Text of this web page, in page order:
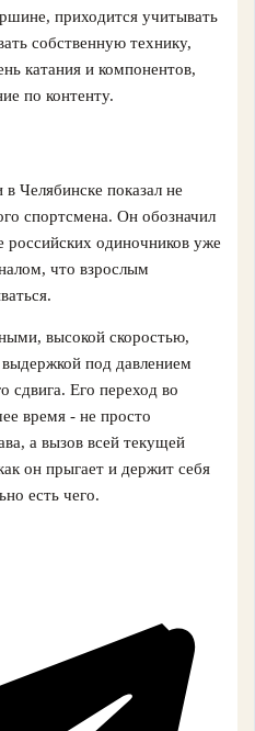
приходится учитывать
собственную технику,
катания и компонентов,
по контенту.
Челябинске показал не
спортсмена. Он обозначил
российских одиночников уже
что взрослым
высокой скоростью,
под давлением
сдвига. Его переход во
время - не просто
а вызов всей текущей
он прыгает и держит себя
есть чего.